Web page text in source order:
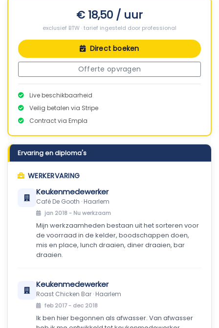
€ 18,50 / uur
exclusief BTW · tarief ingesteld door professional
Direct boeken
Offerte opvragen
Live beschikbaarheid
Veilig betalen via Stripe
Contract via Empla
Ervaring en diploma's
WERKERVARING
Keukenmedewerker
Café De Gooth · Haarlem
jan 2018 - Nu werkzaam
Mijn werkzaamheden bestaan uit het sorteren voor
de voorraad in de kelder, boodschappen doen,
mis en place, lunch draaien, diner draaien, bar
draaien.
Keukenmedewerker
Roast Chicken Bar · Haarlem
feb 2017 - dec 2018
Ik ben hier begonnen als afwasser. Van afwasser